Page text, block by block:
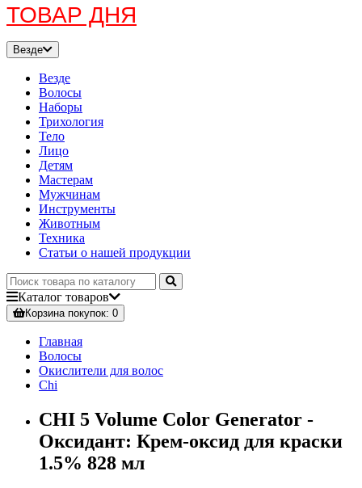
ТОВАР ДНЯ
Везде
Везде
Волосы
Наборы
Трихология
Тело
Лицо
Детям
Мастерам
Мужчинам
Инструменты
Животным
Техника
Статьи о нашей продукции
Каталог товаров
Корзинапокупок: 0
Главная
Волосы
Окислители для волос
Chi
CHI 5 Volume Color Generator -
Оксидант: Крем-оксид для краски
1.5% 828 мл